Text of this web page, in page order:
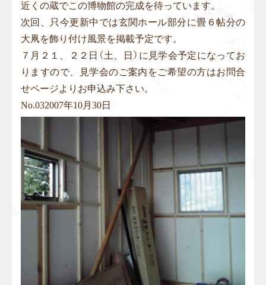
近くの蔵でこの博物館の完成を待っています。
次回、只今更新中では玄関ホール部分に畳６帖分の
大凧を飾り付け風景を掲載予定です。
７月２１、２２日（土、日）に見学会予定になってお
りますので、見学会のご案内をご希望の方はお問合
せページよりお申込み下さい。
No.032007年10月30日